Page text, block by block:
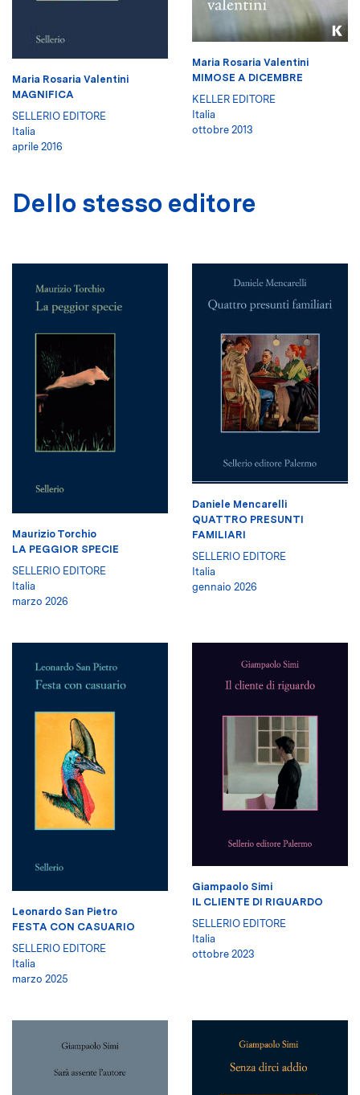
Maria Rosaria Valentini
MAGNIFICA
SELLERIO EDITORE
Italia
aprile 2016
Maria Rosaria Valentini
MIMOSE A DICEMBRE
KELLER EDITORE
Italia
ottobre 2013
Dello stesso editore
Maurizio Torchio
LA PEGGIOR SPECIE
SELLERIO EDITORE
Italia
marzo 2026
Daniele Mencarelli
QUATTRO PRESUNTI
FAMILIARI
SELLERIO EDITORE
Italia
gennaio 2026
Leonardo San Pietro
FESTA CON CASUARIO
SELLERIO EDITORE
Italia
marzo 2025
Giampaolo Simi
IL CLIENTE DI RIGUARDO
SELLERIO EDITORE
Italia
ottobre 2023